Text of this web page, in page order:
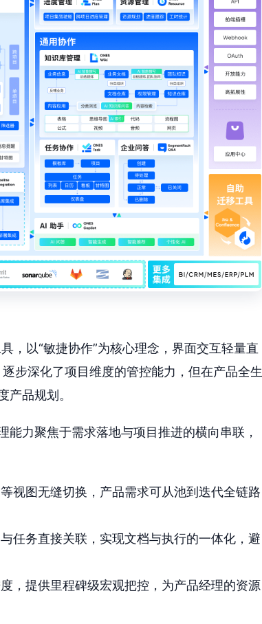
，以“敏捷协作”为核心理念，界面交互轻量直
步深化了项目维度的管控能力，但在产品全生
品规划。
力聚焦于需求落地与项目推进的横向串联，
视图无缝切换，产品需求可从池到迭代全链路
任务直接关联，实现文档与执行的一体化，避
，提供里程碑级宏观把控，为产品经理的资源